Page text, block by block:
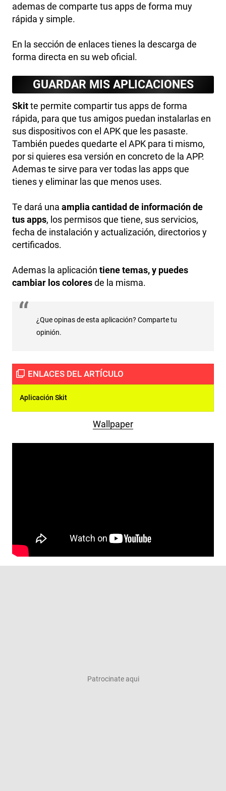
ademas de comparte tus apps de forma muy
rápida y simple.
En la sección de enlaces tienes la descarga de
forma directa en su web oficial.
GUARDAR MIS APLICACIONES
Skitte permite compartir tus apps de forma
rápida, para que tus amigos puedan instalarlas en
sus dispositivos con el APK que les pasaste.
También puedes quedarte el APK para ti mismo,
por si quieres esa versión en concreto de la APP.
Ademas te sirve para ver todas las apps que
tienes y eliminar las que menos uses.
Te dará una amplia cantidad de información de
tus apps, los permisos que tiene, sus servicios,
fecha de instalación y actualización, directorios y
certificados.
Ademas la aplicación tiene temas, y puedes
cambiar los coloresde la misma.
¿Que opinas de esta aplicación? Comparte tu
opinión.
Aplicación Skit
Wallpaper